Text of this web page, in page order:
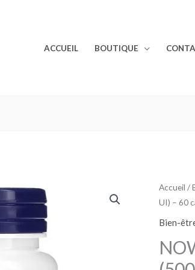
ACCUEIL BOUTIQUE
Accueil /
UI) – 60
Bien-